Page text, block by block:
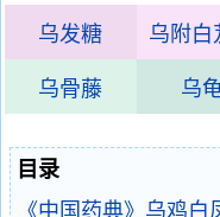
乌发糖 乌附白
乌骨藤 乌
目录
《中国药典》乌鸡白